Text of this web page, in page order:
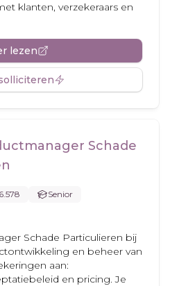
klanten, verzekeraars en
lezen
Schade
Senior
Schade Particulieren bij
en beheer van
aan:
en pricing. Je